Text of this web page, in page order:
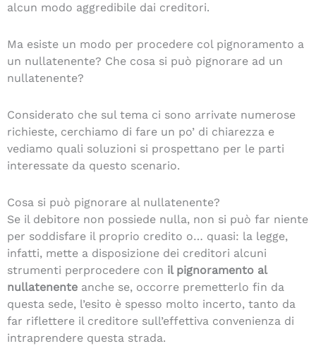
alcun modo aggredibile dai creditori.
Ma esiste un modo per procedere col pignoramento a
un nullatenente? Che cosa si può pignorare ad un
nullatenente?
Considerato che sul tema ci sono arrivate numerose
richieste, cerchiamo di fare un po’ di chiarezza e
vediamo quali soluzioni si prospettano per le parti
interessate da questo scenario.
Cosa si può pignorare al nullatenente?
Se il debitore non possiede nulla, non si può far niente
per soddisfare il proprio credito o… quasi: la legge,
infatti, mette a disposizione dei creditori alcuni
strumenti perprocedere con il pignoramento al
nullatenente anche se, occorre premetterlo fin da
questa sede, l’esito è spesso molto incerto, tanto da
far riflettere il creditore sull’effettiva convenienza di
intraprendere questa strada.